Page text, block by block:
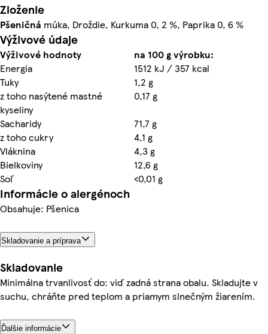
Zloženie
Pšeničná múka, Droždie, Kurkuma 0, 2 %, Paprika 0, 6 %
Výživové údaje
Výživové hodnoty
na 100 g výrobku:
Energia
1512 kJ / 357 kcal
Tuky
1,2 g
z toho nasýtené mastné
kyseliny
0,17 g
Sacharidy
71,7 g
z toho cukry
4,1 g
Vláknina
4,3 g
Bielkoviny
12,6 g
Soľ
<0,01 g
Informácie o alergénoch
Obsahuje: Pšenica
Skladovanie a príprava
Skladovanie
Minimálna trvanlivosť do: viď zadná strana obalu. Skladujte v
suchu, chráňte pred teplom a priamym slnečným žiarením.
Ďalšie informácie